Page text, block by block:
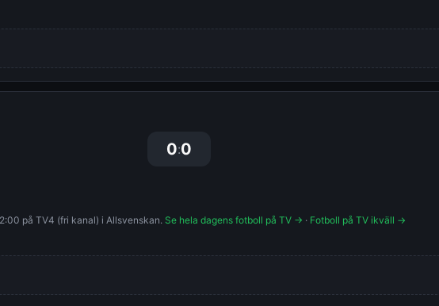
0:0
på TV4 (fri kanal) i Allsvenskan. Se hela dagens fotboll på TV → · Fotboll på TV ikväll →